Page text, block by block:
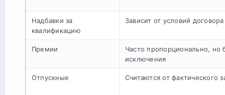
Надбавки за
квалификацию
Зависит от условий договора
Премии
Часто пропорционально, но
исключения
Отпускные Считаются от фактического